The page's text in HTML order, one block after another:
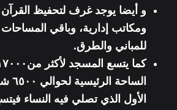
و أيضا يوجد غرف لتحفيظ القرآن
ومكاتب إدارية، وباقي
للمباني والطرق.